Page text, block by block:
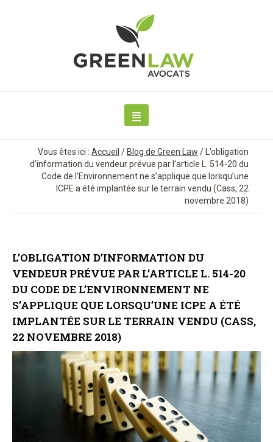
Vous êtes ici : Accueil / Blog de Green Law / L’obligation
d’information du vendeur prévue par l’article L. 514-20 du
Code de l’Environnement ne s’applique que lorsqu’une
ICPE a été implantée sur le terrain vendu (Cass, 22
novembre 2018)
L’OBLIGATION D’INFORMATION DU
VENDEUR PRÉVUE PAR L’ARTICLE L. 514-20
DU CODE DE L’ENVIRONNEMENT NE
S’APPLIQUE QUE LORSQU’UNE ICPE A ÉTÉ
IMPLANTÉE SUR LE TERRAIN VENDU (CASS,
22 NOVEMBRE 2018)